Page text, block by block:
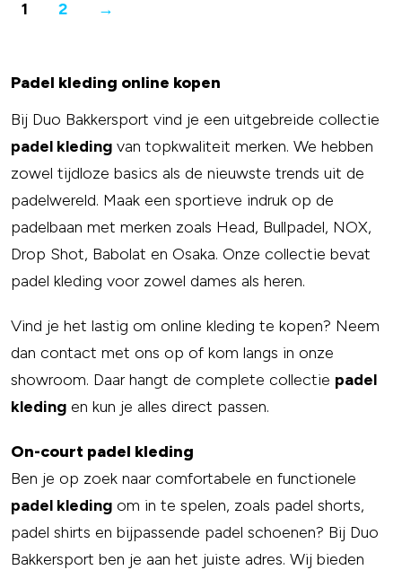
1 2 →
Padel kleding online kopen
Bij Duo Bakkersport vind je een uitgebreide collectie
padel kleding van topkwaliteit merken. We hebben
zowel tijdloze basics als de nieuwste trends uit de
padelwereld. Maak een sportieve indruk op de
padelbaan met merken zoals Head, Bullpadel, NOX,
Drop Shot, Babolat en Osaka. Onze collectie bevat
padel kleding voor zowel dames als heren.
Vind je het lastig om online kleding te kopen? Neem
dan contact met ons op of kom langs in onze
showroom. Daar hangt de complete collectie padel
kleding en kun je alles direct passen.
On-court padel kleding
Ben je op zoek naar comfortabele en functionele
padel kleding om in te spelen, zoals padel shorts,
padel shirts en bijpassende padel schoenen? Bij Duo
Bakkersport ben je aan het juiste adres. Wij bieden